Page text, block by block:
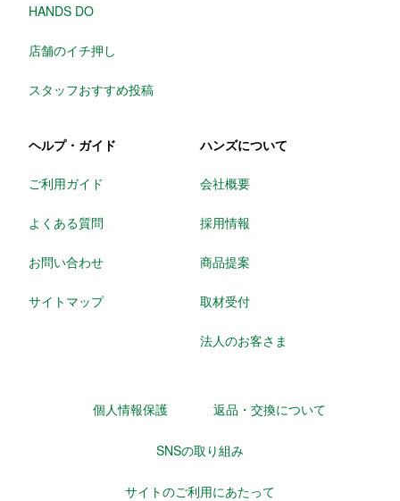
HANDS DO
店舗のイチ押し
スタッフおすすめ投稿
ヘルプ・ガイド
ご利用ガイド
よくある質問
お問い合わせ
サイトマップ
ハンズについて
会社概要
採用情報
商品提案
取材受付
法人のお客さま
個人情報保護 返品・交換について
SNSの取り組み
サイトのご利用にあたって